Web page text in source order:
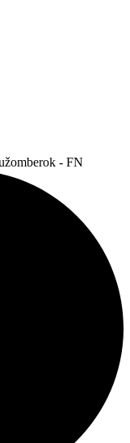
- FN